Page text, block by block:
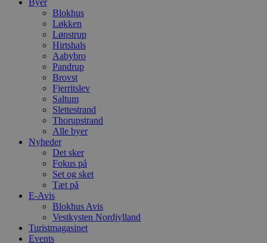
Byer
Blokhus
Løkken
Lønstrup
Hirtshals
Aabybro
Pandrup
Brovst
Fjerritslev
Saltum
Slettestrand
Thorupstrand
Alle byer
Nyheder
Det sker
Fokus på
Set og sket
Tæt på
E-Avis
Blokhus Avis
Vestkysten Nordjylland
Turistmagasinet
Events